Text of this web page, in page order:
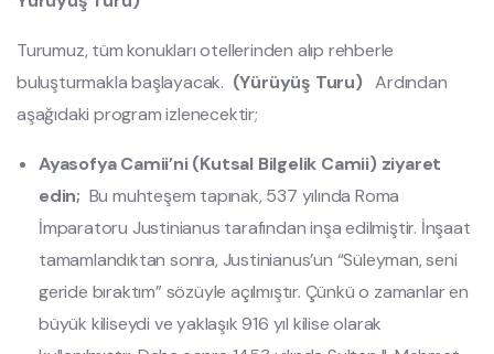
Turumuz, tüm konukları otellerinden alıp rehberle
buluşturmakla başlayacak. (Yürüyüş Turu) Ardından
aşağıdaki program izlenecektir;
Ayasofya Camii’ni (Kutsal Bilgelik Camii) ziyaret
edin; Bu muhteşem tapınak, 537 yılında Roma
İmparatoru Justinianus tarafından inşa edilmiştir. İnşaat
tamamlandıktan sonra, Justinianus’un “Süleyman, seni
geride bıraktım” sözüyle açılmıştır. Çünkü o zamanlar en
büyük kiliseydi ve yaklaşık 916 yıl kilise olarak